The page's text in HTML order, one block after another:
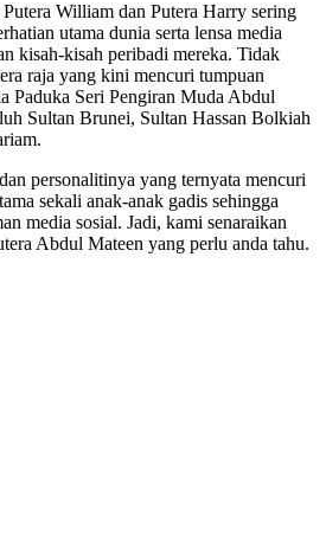
William dan Putera Harry sering
utama dunia serta lensa media
kisah-kisah peribadi mereka. Tidak
raja yang kini mencuri tumpuan
Paduka Seri Pengiran Muda Abdul
Sultan Brunei, Sultan Hassan Bolkiah
personalitinya yang ternyata mencuri
sekali anak-anak gadis sehingga
media sosial. Jadi, kami senaraikan
Abdul Mateen yang perlu anda tahu.